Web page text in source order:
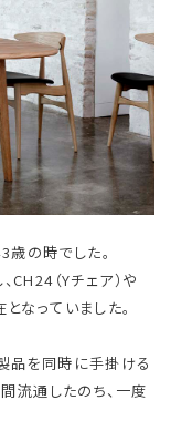
の時でした。
（Yチェア）や
なっていました。
品を同時に手掛ける
流通したのち、一度